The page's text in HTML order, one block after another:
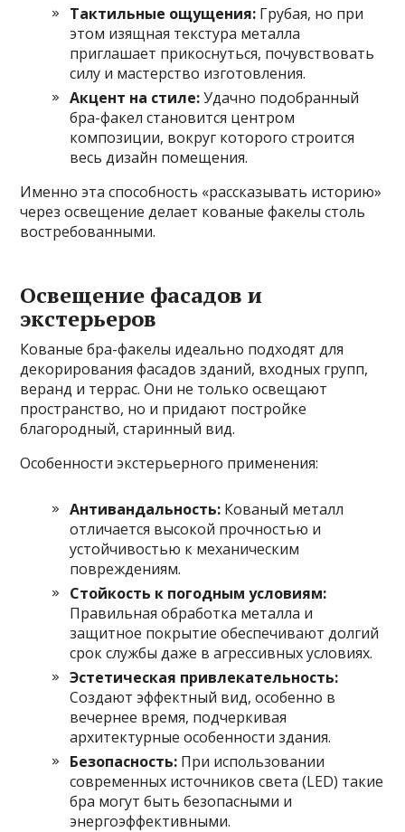
Тактильные ощущения: Грубая, но при
этом изящная текстура металла
приглашает прикоснуться, почувствовать
силу и мастерство изготовления.
Акцент на стиле:Удачно подобранный
бра-факел становится центром
композиции, вокруг которого строится
весь дизайн помещения.
Именно эта способность «рассказывать историю»
через освещение делает кованые факелы столь
востребованными.
Освещение фасадов и
экстерьеров
Кованые бра-факелы идеально подходят для
декорирования фасадов зданий, входных групп,
веранд и террас. Они не только освещают
пространство, но и придают постройке
благородный, старинный вид.
Особенности экстерьерного применения:
Антивандальность: Кованый металл
отличается высокой прочностью и
устойчивостью к механическим
повреждениям.
Стойкость к погодным условиям:
Правильная обработка металла и
защитное покрытие обеспечивают долгий
срок службы даже в агрессивных условиях.
Эстетическая привлекательность:
Создают эффектный вид, особенно в
вечернее время, подчеркивая
архитектурные особенности здания.
Безопасность: При использовании
современных источников света (LED) такие
бра могут быть безопасными и
энергоэффективными.